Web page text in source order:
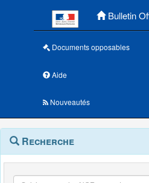
Bulletin
Documents opposables
Aide
Nouveautés
Navigation
outils
Menu
contextuel
Recherche